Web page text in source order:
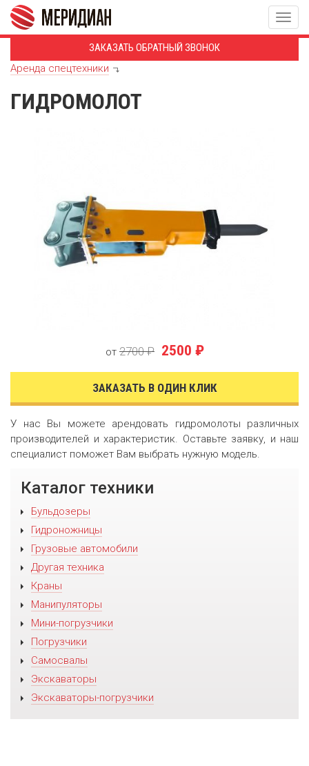
ЗАКАЗАТЬ ОБРАТНЫЙ ЗВОНОК
Аренда спецтехники
ГИДРОМОЛОТ
от 2700 ₽ 2500 ₽
ЗАКАЗАТЬ В ОДИН КЛИК
У нас Вы можете арендовать гидромолоты различных
производителей и характеристик. Оставьте заявку, и наш
специалист поможет Вам выбрать нужную модель.
Каталог техники
Бульдозеры
Гидроножницы
Грузовые автомобили
Другая техника
Краны
Манипуляторы
Мини-погрузчики
Погрузчики
Самосвалы
Экскаваторы
Экскаваторы-погрузчики